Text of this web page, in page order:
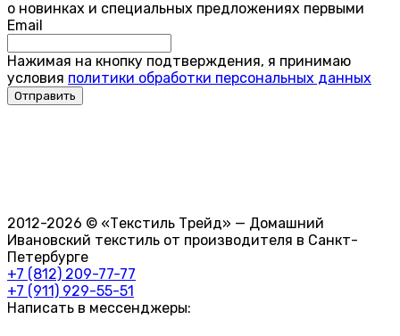
о новинках и специальных предложениях первыми
Email
Нажимая на кнопку подтверждения, я принимаю
условия политики обработки персональных данных
2012-2026 © «Текстиль Трейд» — Домашний
Ивановский текстиль от производителя в Санкт-
Петербурге
+7 (812) 209-77-77
+7 (911) 929-55-51
Написать в мессенджеры: